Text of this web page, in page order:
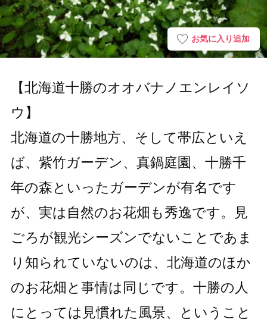
お気に入り追加
【北海道十勝のオオバナノエンレイソ
ウ】
北海道の十勝地方、そして帯広といえ
ば、紫竹ガーデン、真鍋庭園、十勝千
年の森といったガーデンが有名です
が、実は自然のお花畑も秀逸です。見
ごろが観光シーズンでないことであま
り知られていないのは、北海道のほか
のお花畑と事情は同じです。十勝の人
にとっては見慣れた風景、ということ